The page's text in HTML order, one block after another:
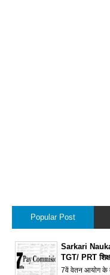
Popular Post
Sarkari
TGT/ PRT
7वें वेतन आयोग के